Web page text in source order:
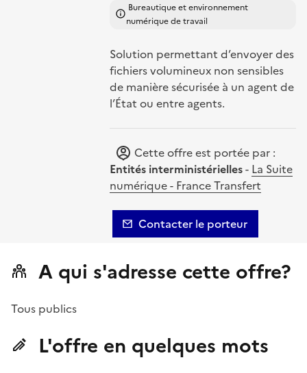
Bureautique et environnement
numérique de travail
Solution permettant d’envoyer des
fichiers volumineux non sensibles
de manière sécurisée à un agent de
l’État ou entre agents.
Cette offre est portée par :
Entités interministérielles- La Suite
numérique - France Transfert
Contacter le porteur
A qui s'adresse cette offre?
Tous publics
L'offre en quelques mots